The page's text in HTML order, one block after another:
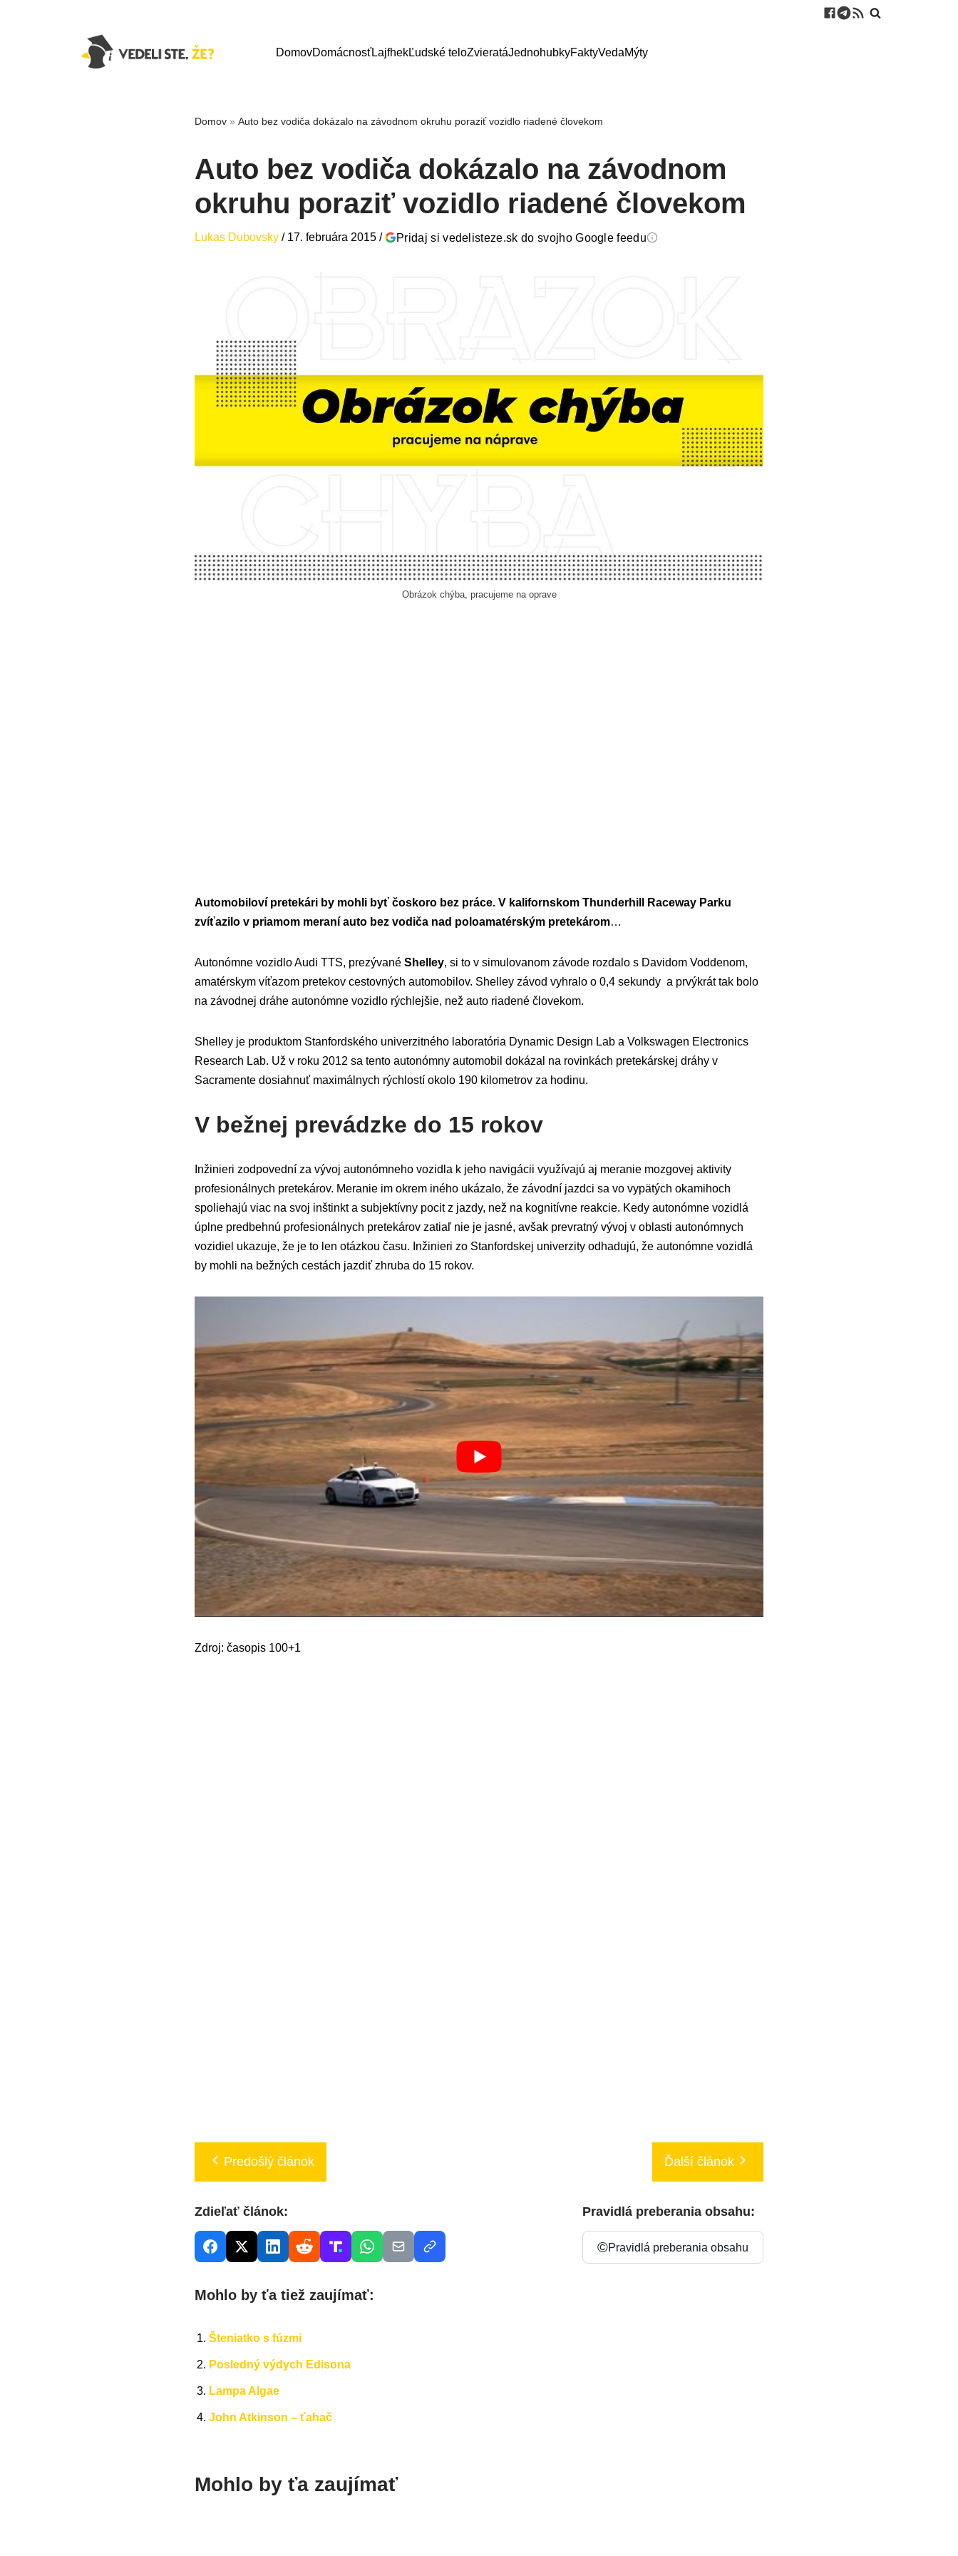
DomovDomácnosťLajfhekĽudské teloZvieratáJednohubkyFaktyVedaMýty
Domov » Auto bez vodiča dokázalo na závodnom okruhu poraziť vozidlo riadené človekom
Auto bez vodiča dokázalo na závodnom
okruhu poraziť vozidlo riadené človekom
Lukas Dubovsky / 17. februára 2015 / Pridaj si vedelisteze.sk do svojho Google feedu
Obrázok chýba, pracujeme na oprave
Automobiloví pretekári by mohli byť čoskoro bez práce. V kalifornskom Thunderhill Raceway Parku
zvíťazilo v priamom meraní auto bez vodiča nad poloamatérským pretekárom…
Autonómne vozidlo Audi TTS, prezývané Shelley, si to v simulovanom závode rozdalo s Davidom Voddenom,
amatérskym víťazom pretekov cestovných automobilov. Shelley závod vyhralo o 0,4 sekundy a prvýkrát tak bolo
na závodnej dráhe autonómne vozidlo rýchlejšie, než auto riadené človekom.
Shelley je produktom Stanfordského univerzitného laboratória Dynamic Design Lab a Volkswagen Electronics
Research Lab. Už v roku 2012 sa tento autonómny automobil dokázal na rovinkách pretekárskej dráhy v
Sacramente dosiahnuť maximálnych rýchlostí okolo 190 kilometrov za hodinu.
V bežnej prevádzke do 15 rokov
Inžinieri zodpovední za vývoj autonómneho vozidla k jeho navigácii využívajú aj meranie mozgovej aktivity
profesionálnych pretekárov. Meranie im okrem iného ukázalo, že závodní jazdci sa vo vypätých okamihoch
spoliehajú viac na svoj inštinkt a subjektívny pocit z jazdy, než na kognitívne reakcie. Kedy autonómne vozidlá
úplne predbehnú profesionálnych pretekárov zatiaľ nie je jasné, avšak prevratný vývoj v oblasti autonómnych
vozidiel ukazuje, že je to len otázkou času. Inžinieri zo Stanfordskej univerzity odhadujú, že autonómne vozidlá
by mohli na bežných cestách jazdiť zhruba do 15 rokov.
Zdroj: časopis 100+1
Predošlý článok Ďalší článok
Zdieľať článok: Pravidlá preberania obsahu:
©Pravidlá preberania obsahu
Mohlo by ťa tiež zaujímať:
Šteniatko s fúzmi
Posledný výdych Edisona
Lampa Algae
John Atkinson – ťahač
Mohlo by ťa zaujímať